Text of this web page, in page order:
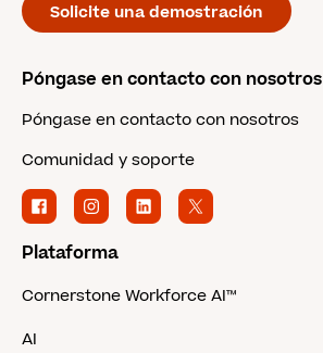
Solicite una demostración
Póngase en contacto con nosotros
Póngase en contacto con nosotros
Comunidad y soporte
Plataforma
Cornerstone Workforce AI™
AI